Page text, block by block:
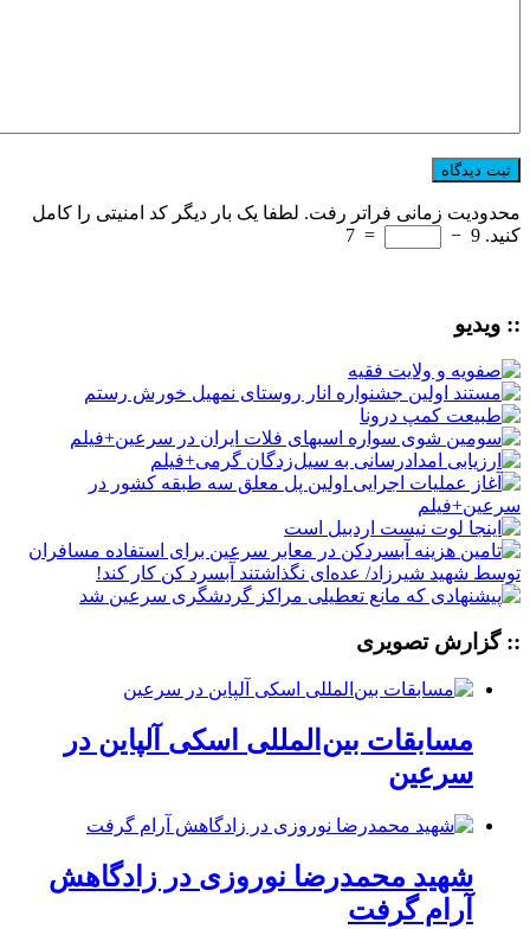
محدودیت زمانی فراتر رفت. لطفا یک بار دیگر کد امنیتی را کامل
کنید. 9
−
=
7
:: ویدیو
:: گزارش تصویری
مسابقات بین‌المللی اسکی آلپاین در
سرعین
شهید محمدرضا نوروزی در زادگاهش
آرام گرفت